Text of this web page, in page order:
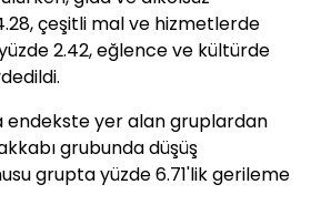
çeşitli mal ve hizmetlerde
2.42, eğlence ve kültürde
endekste yer alan gruplardan
grubunda düşüş
grupta yüzde 6.71'lik gerileme